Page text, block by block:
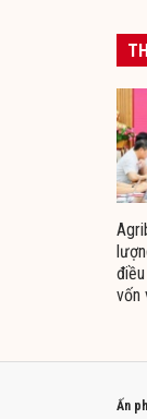
vốn
Ấn